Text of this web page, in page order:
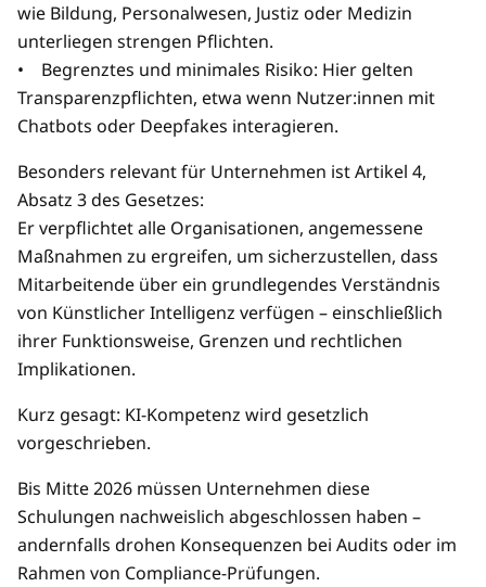
wie Bildung, Personalwesen, Justiz oder Medizin
unterliegen strengen Pflichten.
• Begrenztes und minimales Risiko: Hier gelten
Transparenzpflichten, etwa wenn Nutzer:innen mit
Chatbots oder Deepfakes interagieren.
Besonders relevant für Unternehmen ist Artikel 4,
Absatz 3 des Gesetzes:
Er verpflichtet alle Organisationen, angemessene
Maßnahmen zu ergreifen, um sicherzustellen, dass
Mitarbeitende über ein grundlegendes Verständnis
von Künstlicher Intelligenz verfügen – einschließlich
ihrer Funktionsweise, Grenzen und rechtlichen
Implikationen.
Kurz gesagt: KI-Kompetenz wird gesetzlich
vorgeschrieben.
Bis Mitte 2026 müssen Unternehmen diese
Schulungen nachweislich abgeschlossen haben –
andernfalls drohen Konsequenzen bei Audits oder im
Rahmen von Compliance-Prüfungen.